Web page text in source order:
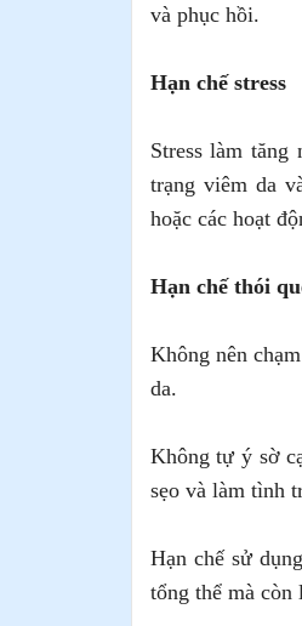
và phục hồi.
Hạn chế stress
Stress làm
trạng viêm da
hoặc các hoạt
Hạn chế thói
Không nên
da.
Không tự ý sờ
sẹo và làm tình
Hạn chế sử
tổng thể mà còn